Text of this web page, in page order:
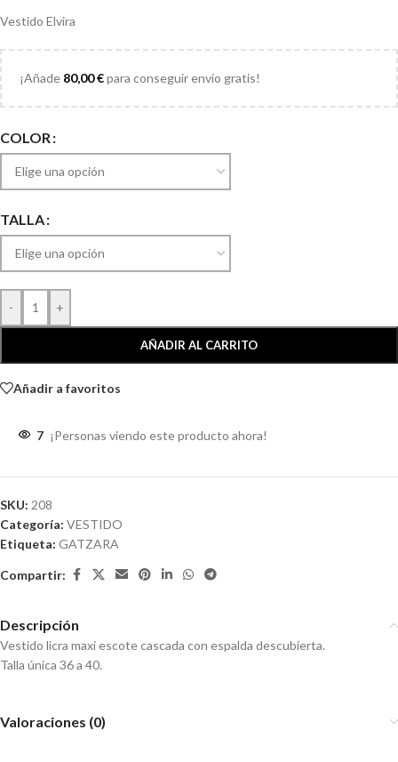
Vestido Elvira
¡Añade 80,00€para conseguir envío gratis!
COLOR
TALLA
- +
AÑADIR AL CARRITO
Añadir a favoritos
7 ¡Personas viendo este producto ahora!
SKU: 208
Categoría: VESTIDO
Etiqueta: GATZARA
Compartir:
Descripción
Vestido licra maxi escote cascada con espalda descubierta.
Talla única 36 a 40.
Valoraciones (0)